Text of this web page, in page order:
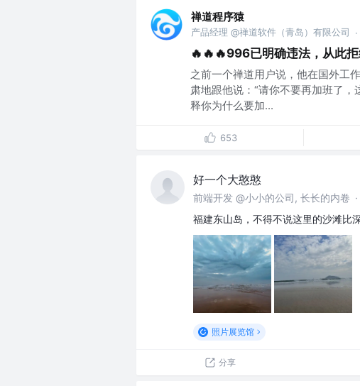
禅道程序猿
产品经理 @禅道软件（青岛）有限公司 ·
🔥🔥🔥996已明确违法，从此拒
之前一个禅道用户说，他在国外工
肃地跟他说：“请你不要再加班了
释你为什么要加...
653
好一个大憨憨
前端开发 @小小的公司, 长长的内卷 ·
福建东山岛，不得不说这里的沙滩比
照片展览馆
分享